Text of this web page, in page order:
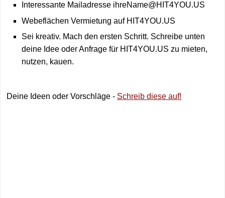
Interessante Mailadresse ihreName@HIT4YOU.US
Webeflächen Vermietung auf HIT4YOU.US
Sei kreativ. Mach den ersten Schritt. Schreibe unten
deine Idee oder Anfrage für HIT4YOU.US zu mieten,
nutzen, kauen.
Deine Ideen oder Vorschläge - Schreib diese auf!